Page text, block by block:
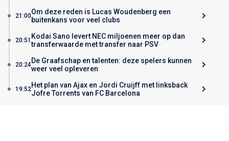
21:00Om deze reden is Lucas Woudenberg een
buitenkans voor veel clubs
20:51 Kodai Sano levert NEC miljoenen meer op dan
transferwaarde met transfer naar PSV
20:24De Graafschap en talenten: deze spelers kunnen
weer veel opleveren
19:52Het plan van Ajax en Jordi Cruijff met linksback
Jofre Torrents van FC Barcelona